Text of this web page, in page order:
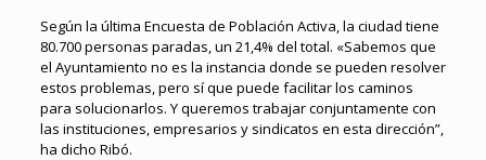
Según la última Encuesta de Población Activa, la ciudad tiene
80.700 personas paradas, un 21,4% del total. «Sabemos que
el Ayuntamiento no es la instancia donde se pueden resolver
estos problemas, pero sí que puede facilitar los caminos
para solucionarlos. Y queremos trabajar conjuntamente con
las instituciones, empresarios y sindicatos en esta dirección”,
ha dicho Ribó.